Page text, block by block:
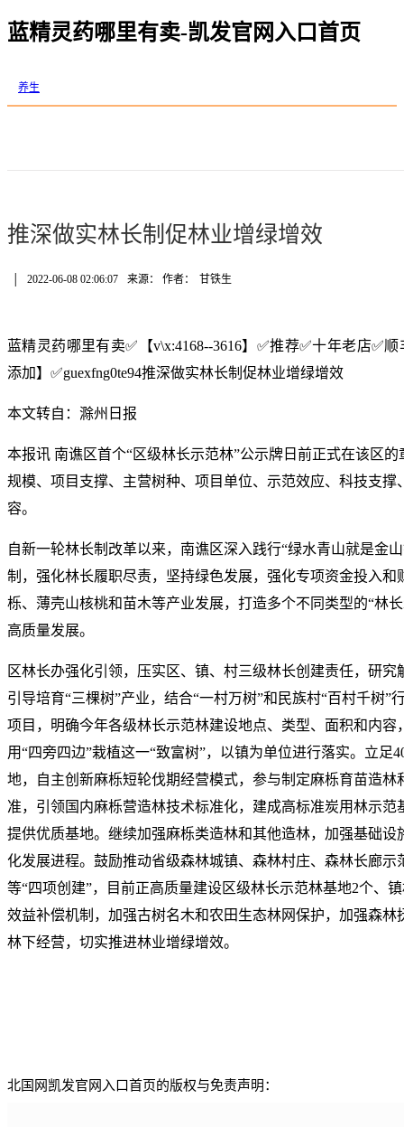
蓝精灵药哪里有卖-凯发官网入口首页
养生
推深做实林长制促林业增绿增效
2022-06-08 02:06:07 来源： 作者： 甘铁生
蓝精灵药哪里有卖✅【v\x:4168--3616】✅推荐✅十年老店✅
添加】✅guexfng0te94推深做实林长制促林业增绿增效
本文转自：滁州日报
本报讯 南谯区首个“区级林长示范林”公示牌日前正式在该区
规模、项目支撑、主营树种、项目单位、示范效应、科技支撑
容。
自新一轮林长制改革以来，南谯区深入践行“绿水青山就是金
制，强化林长履职尽责，坚持绿色发展，强化专项资金投入和
栎、薄壳山核桃和苗木等产业发展，打造多个不同类型的“林
高质量发展。
区林长办强化引领，压实区、镇、村三级林长创建责任，研
引导培育“三棵树”产业，结合“一村万树”和民族村“百村千树”
项目，明确今年各级林长示范林建设地点、类型、面积和内容
用“四旁四边”栽植这一“致富树”，以镇为单位进行落实。立足
地，自主创新麻栎短轮伐期经营模式，参与制定麻栎育苗造林
准，引领国内麻栎营造林技术标准化，建成高标准炭用林示范
提供优质基地。继续加强麻栎类造林和其他造林，加强基础设
化发展进程。鼓励推动省级森林城镇、森林村庄、森林长廊示
等“四项创建”，目前正高质量建设区级林长示范林基地2个、
效益补偿机制，加强古树名木和农田生态林网保护，加强森林
林下经营，切实推进林业增绿增效。
北国网凯发官网入口首页的版权与免责声明：